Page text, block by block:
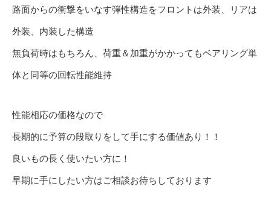
路面からの衝撃をいなす弾性構造をフロントは外装、リアは
外装、内装した構造
無負荷時はもちろん、荷重＆加重がかかってもベアリング単
体と同等の回転性能維持
性能相応の価格なので
長期的に予算の段取りをして手にする価値あり！！
良いもの長く使いたい方に！
早期に手にしたい方はご相談お待ちしております